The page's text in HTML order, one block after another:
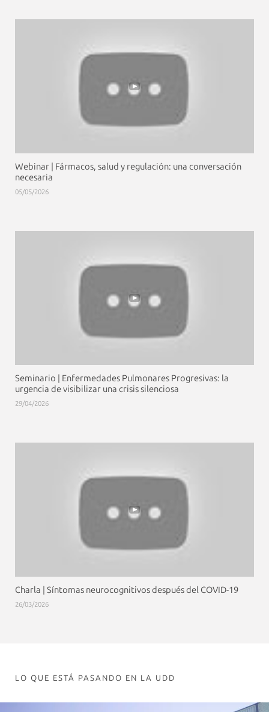
Webinar | Fármacos, salud y regulación: una conversación
necesaria
05/05/2026
Seminario | Enfermedades Pulmonares Progresivas: la
urgencia de visibilizar una crisis silenciosa
29/04/2026
Charla | Síntomas neurocognitivos después del COVID-19
26/03/2026
LO QUE ESTÁ PASANDO EN LA UDD